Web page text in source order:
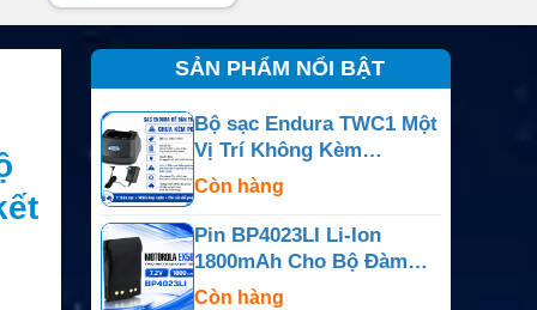
SẢN PHẨM NỔI BẬT
Bộ sạc Endura TWC1 Một
Vị Trí Không Kèm
Charging Pod
Còn hàng
Pin BP4023LI Li-Ion
1800mAh Cho Bộ Đàm
Motorola EX500, EX600
Còn hàng